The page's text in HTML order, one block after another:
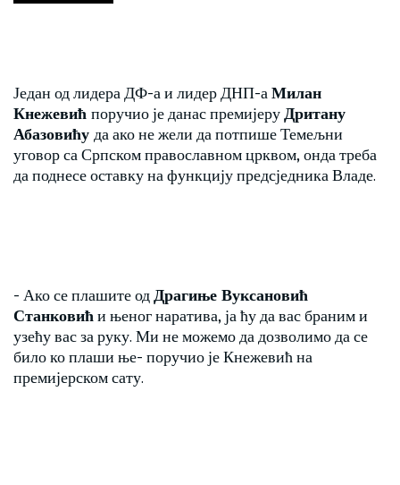
Један од лидера ДФ-а и лидер ДНП-а Милан
Кнежевић поручио је данас премијеру Дритану
Абазовићу да ако не жели да потпише Темељни
уговор са Српском православном црквом, онда треба
да поднесе оставку на функцију предсједника Владе.
- Ако се плашите од Драгиње Вуксановић
Станковић и њеног наратива, ја ћу да вас браним и
узећу вас за руку. Ми не можемо да дозволимо да се
било ко плаши ње- поручио је Кнежевић на
премијерском сату.